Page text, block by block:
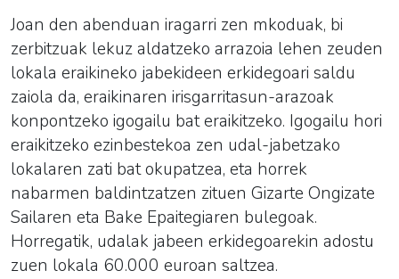
Joan den abenduan iragarri zen mkoduak, bi
zerbitzuak lekuz aldatzeko arrazoia lehen zeuden
lokala eraikineko jabekideen erkidegoari saldu
zaiola da, eraikinaren irisgarritasun-arazoak
konpontzeko igogailu bat eraikitzeko. Igogailu hori
eraikitzeko ezinbestekoa zen udal-jabetzako
lokalaren zati bat okupatzea, eta horrek
nabarmen baldintzatzen zituen Gizarte Ongizate
Sailaren eta Bake Epaitegiaren bulegoak.
Horregatik, udalak jabeen erkidegoarekin adostu
zuen lokala 60.000 euroan saltzea.